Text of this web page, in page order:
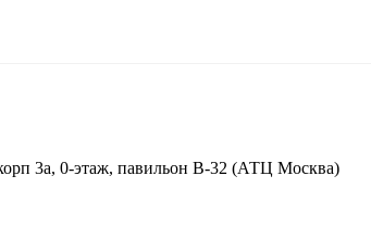
3а, 0-этаж, павильон В-32 (АТЦ Москва)